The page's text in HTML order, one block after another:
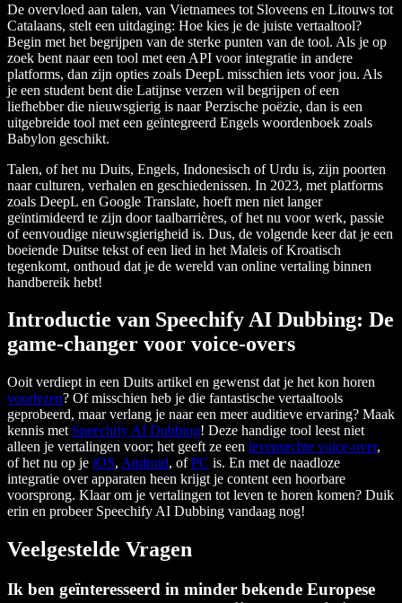
De overvloed aan talen, van Vietnamees tot Sloveens en Litouws tot
Catalaans, stelt een uitdaging: Hoe kies je de juiste vertaaltool?
Begin met het begrijpen van de sterke punten van de tool. Als je op
zoek bent naar een tool met een API voor integratie in andere
platforms, dan zijn opties zoals DeepL misschien iets voor jou. Als
je een student bent die Latijnse verzen wil begrijpen of een
liefhebber die nieuwsgierig is naar Perzische poëzie, dan is een
uitgebreide tool met een geïntegreerd Engels woordenboek zoals
Babylon geschikt.
Talen, of het nu Duits, Engels, Indonesisch of Urdu is, zijn poorten
naar culturen, verhalen en geschiedenissen. In 2023, met platforms
zoals DeepL en Google Translate, hoeft men niet langer
geïntimideerd te zijn door taalbarrières, of het nu voor werk, passie
of eenvoudige nieuwsgierigheid is. Dus, de volgende keer dat je een
boeiende Duitse tekst of een lied in het Maleis of Kroatisch
tegenkomt, onthoud dat je de wereld van online vertaling binnen
handbereik hebt!
Introductie van Speechify AI Dubbing: De
game-changer voor voice-overs
Ooit verdiept in een Duits artikel en gewenst dat je het kon horen
voorlezen? Of misschien heb je die fantastische vertaaltools
geprobeerd, maar verlang je naar een meer auditieve ervaring? Maak
kennis met Speechify AI Dubbing! Deze handige tool leest niet
alleen je vertalingen voor; het geeft ze een levensechte voice-over,
of het nu op je iOS, Android, ofPC is. En met de naadloze
integratie over apparaten heen krijgt je content een hoorbare
voorsprong. Klaar om je vertalingen tot leven te horen komen? Duik
erin en probeer Speechify AI Dubbing vandaag nog!
Veelgestelde Vragen
Ik ben geïnteresseerd in minder bekende Europese